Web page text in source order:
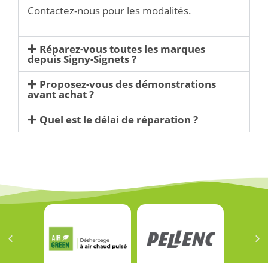
Contactez-nous pour les modalités.
Réparez-vous toutes les marques
depuis Signy-Signets ?
Proposez-vous des démonstrations
avant achat ?
Quel est le délai de réparation ?